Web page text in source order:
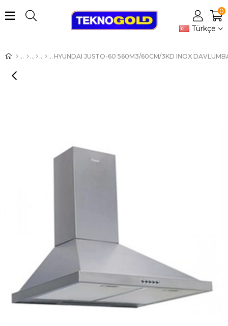
Türkçe
0
HYUNDAI JUSTO-60 560M3/60CM/3KD INOX